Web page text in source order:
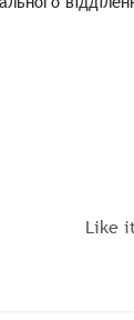
Like